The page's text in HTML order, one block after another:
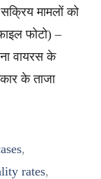
मामलों को
फोटो) –
वायरस के
के ताजा
,
rates,